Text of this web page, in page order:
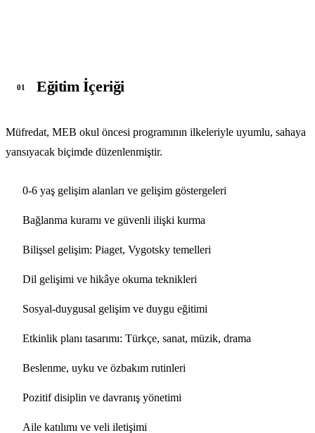
01 Eğitim İçeriği
Müfredat, MEB okul öncesi programının ilkeleriyle uyumlu, sahaya
yansıyacak biçimde düzenlenmiştir.
0-6 yaş gelişim alanları ve gelişim göstergeleri
Bağlanma kuramı ve güvenli ilişki kurma
Bilişsel gelişim: Piaget, Vygotsky temelleri
Dil gelişimi ve hikâye okuma teknikleri
Sosyal-duygusal gelişim ve duygu eğitimi
Etkinlik planı tasarımı: Türkçe, sanat, müzik, drama
Beslenme, uyku ve özbakım rutinleri
Pozitif disiplin ve davranış yönetimi
Aile katılımı ve veli iletişimi